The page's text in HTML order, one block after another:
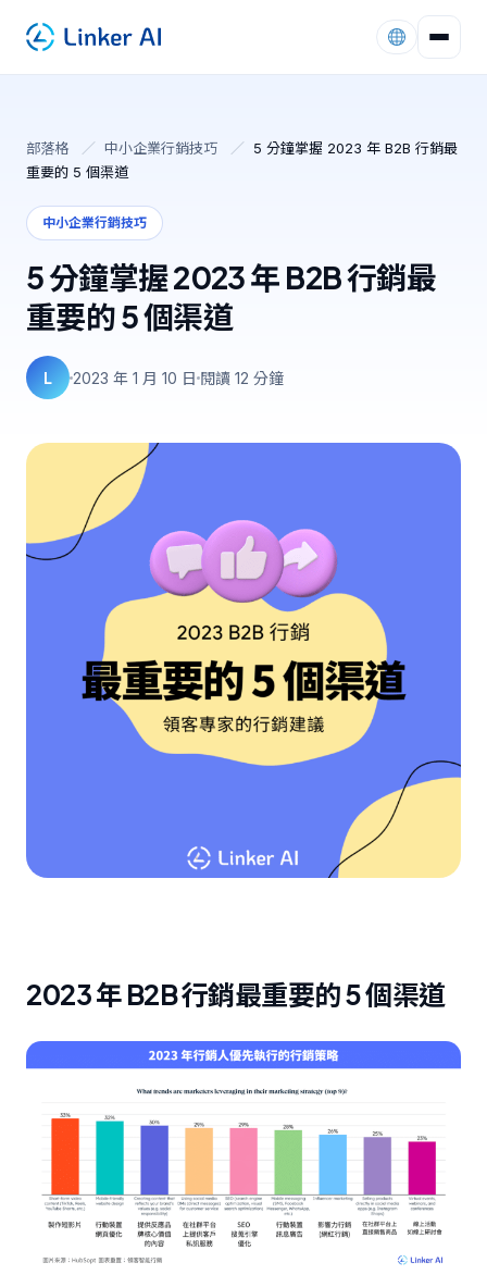
部落格 ／ 中小企業行銷技巧 ／
5 分鐘掌握 2023 年 B2B 行銷最
重要的 5 個渠道
中小企業行銷技巧
5 分鐘掌握 2023 年 B2B 行銷最
重要的 5 個渠道
L 2023 年 1 月 10 日 閱讀 12 分鐘
2023 年 B2B 行銷最重要的 5 個渠道